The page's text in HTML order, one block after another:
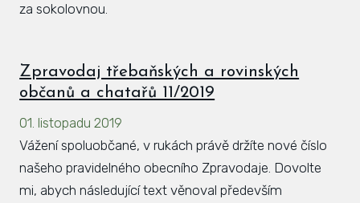
za sokolovnou.
Zpravodaj třebaňských a rovinských
občanů a chatařů 11/2019
01. listopadu 2019
Vážení spoluobčané, v rukách právě držíte nové číslo
našeho pravidelného obecního Zpravodaje. Dovolte
mi, abych následující text věnoval především